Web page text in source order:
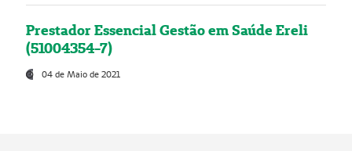
Prestador Essencial Gestão em Saúde Ereli
(51004354-7)
04 de Maio de 2021